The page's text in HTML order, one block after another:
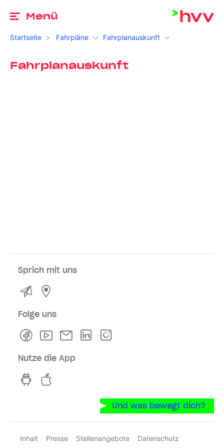
Menü
Startseite Fahrpläne Fahrplanauskunft
Fahrplanauskunft
Sprich mit uns
Kontakt
Folge uns
FacebookYoutubeNewsletterLinkedln
Nutze die App
hvv switch App auf GooglePlay
Und was bewegt dich?
Inhalt Presse Stellenangebote
Datenschutz